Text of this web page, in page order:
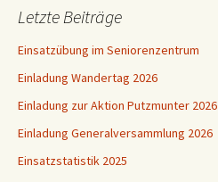
Letzte Beiträge
Einsatzübung im Seniorenzentrum
Einladung Wandertag 2026
Einladung zur Aktion Putzmunter 2026
Einladung Generalversammlung 2026
Einsatzstatistik 2025